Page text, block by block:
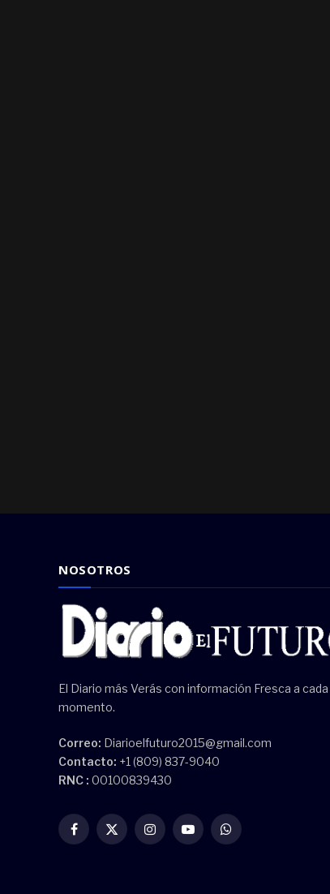
NOSOTROS
El Diario más Verás con información Fresca a cada
momento.
Correo: Diarioelfuturo2015@gmail.com
Contacto: +1 (809) 837-9040
RNC : 00100839430
Facebook
X
InstagramYouTubeWhatsApp